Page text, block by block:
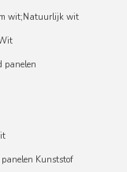
wit;Natuurlijk wit
panelen
panelen Kunststof